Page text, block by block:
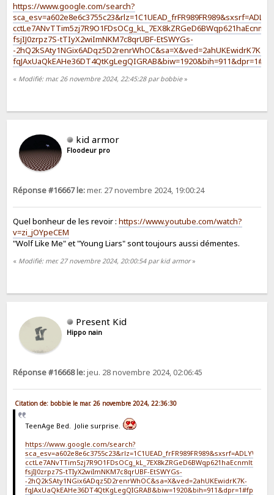
https://www.google.com/search?
fsjIJ0zrpz7S-tTIyX2wiImNKM7c8qrUBF-EtSWYGs-
-2hQ2kSAty1NGix6ADqz5D2renrWhOC&sa=X&ved=2ahUKEwidrK7K-
« Modifié: mar. 26 novembre 2024, 22:45:28 par bobbie»
kid armor
Floodeur pro
Réponse #16667 le:mer. 27 novembre 2024, 19:00:24
Quel bonheur de les revoir :https://www.youtube.com/watch?
v=zi_jOYpeCEM
"Wolf Like Me" et "Young Liars" sont toujours aussi démentes.
« Modifié: mer. 27 novembre 2024, 20:00:54 par kid armor»
Present Kid
Hippo nain
Réponse #16668 le:jeu. 28 novembre 2024, 02:06:45
Citation de: bobbie le mar. 26 novembre 2024, 22:36:30
TeenAge Bed. Jolie surprise.
https://www.google.com/search?
fsjIJ0zrpz7S-tTIyX2wiImNKM7c8qrUBF-EtSWYGs-
-2hQ2kSAty1NGix6ADqz5D2renrWhOC&sa=X&ved=2ahUKEwidrK7K-